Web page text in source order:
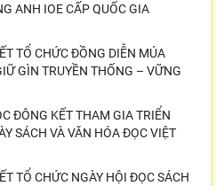
ANH IOE CẤP QUỐC GIA
TỔ CHỨC ĐỒNG DIỄN MÚA
GÌN TRUYỀN THỐNG – VỮNG
ĐÔNG KẾT THAM GIA TRIỂN
SÁCH VÀ VĂN HÓA ĐỌC VIỆT
TỔ CHỨC NGÀY HỘI ĐỌC SÁCH